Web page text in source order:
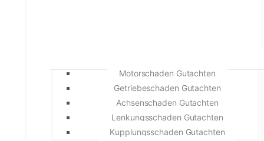
Motorschaden Gutachten
Getriebeschaden Gutachten
Achsenschaden Gutachten
Lenkungsschaden Gutachten
Kupplungsschaden Gutachten